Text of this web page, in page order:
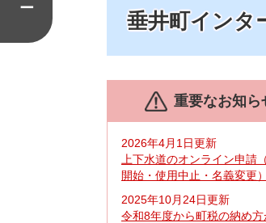
垂井町インタ
重要なお知ら
2026年4月1日更新
上下水道のオンライン申請
開始・使用中止・名義変更）
2025年10月24日更新
令和8年度から町税の納め方